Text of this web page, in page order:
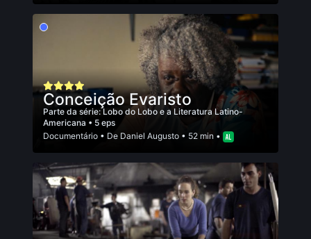
Conceição Evaristo
Parte da série:Lobo do Lobo e a Literatura Latino-
Americana • 5 eps
Documentário • De Daniel Augusto • 52 min •